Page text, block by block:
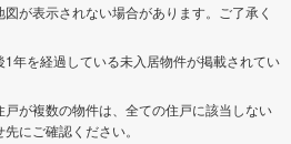
が表示されない場合があります。ご了承く
1年を経過している未入居物件が掲載されてい
戸が複数の物件は、全ての住戸に該当しない
にご確認ください。